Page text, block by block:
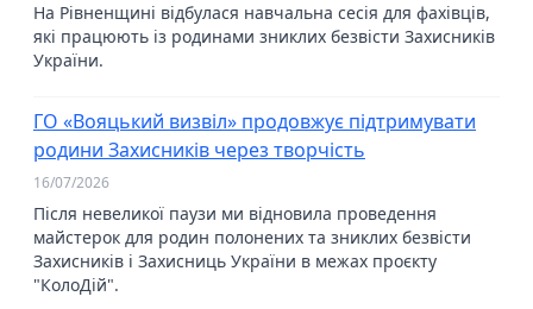
На Рівненщині відбулася навчальна сесія для фахівців,
які працюють із родинами зниклих безвісти Захисників
України.
ГО «Вояцький визвіл» продовжує підтримувати
родини Захисників через творчість
16/07/2026
Після невеликої паузи ми відновила проведення
майстерок для родин полонених та зниклих безвісти
Захисників і Захисниць України в межах проєкту
"КолоДій".